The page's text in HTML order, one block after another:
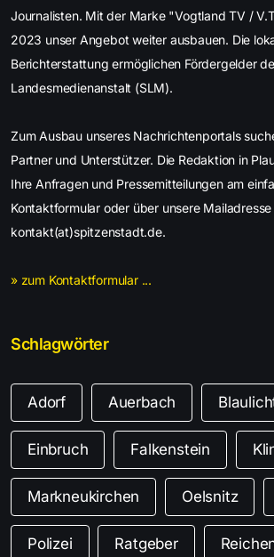
Journalisten. Mit der Marke "Vogtland TV /
2023 unser Angebot weiter ausbauen. Die
Berichterstattung ermöglichen Fördergelder
Landesmedienanstalt (SLM).
Zum Ausbau unseres Nachrichtenportals
Partner und Unterstützer. Die Redaktion in
Ihre Anfragen und Pressemitteilungen am
Kontaktformular oder über unsere Mailadresse
kontakt(at)spitzenstadt.de.
» zum Kontaktformular ...
Schlagwörter
Adorf Auerbach
Einbruch Falkenstein
Markneukirchen Oelsnitz
Polizei Ratgeber